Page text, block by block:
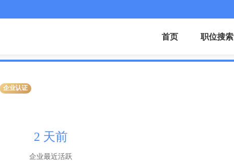
首页 职位搜索
企业认证
2 天前
企业最近活跃